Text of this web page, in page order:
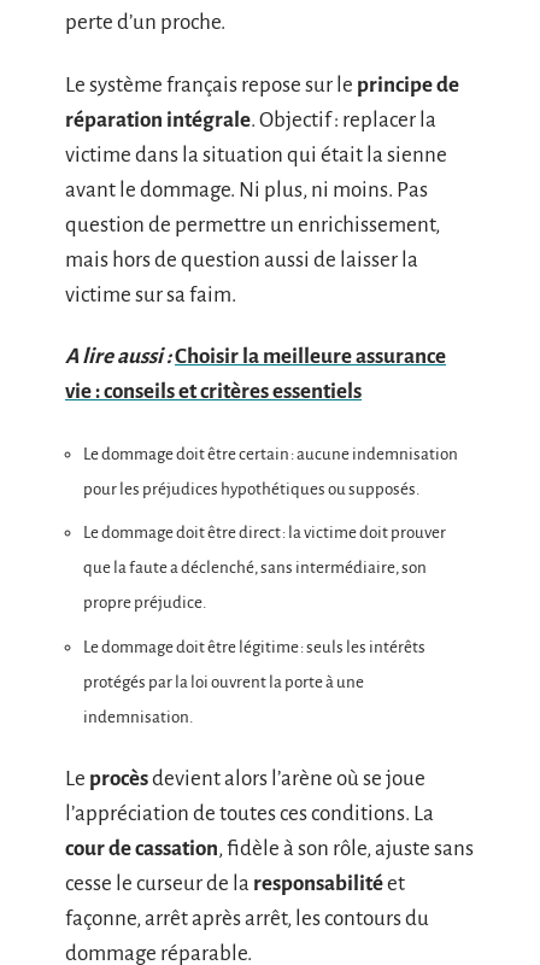
perte d’un proche.
Le système français repose sur le principe de
réparation intégrale. Objectif : replacer la
victime dans la situation qui était la sienne
avant le dommage. Ni plus, ni moins. Pas
question de permettre un enrichissement,
mais hors de question aussi de laisser la
victime sur sa faim.
A lire aussi :Choisir la meilleure assurance
vie : conseils et critères essentiels
Le dommage doit être certain : aucune indemnisation
pour les préjudices hypothétiques ou supposés.
Le dommage doit être direct : la victime doit prouver
que la faute a déclenché, sans intermédiaire, son
propre préjudice.
Le dommage doit être légitime : seuls les intérêts
protégés par la loi ouvrent la porte à une
indemnisation.
Le procèsdevient alors l’arène où se joue
l’appréciation de toutes ces conditions. La
cour de cassation, fidèle à son rôle, ajuste sans
cesse le curseur de la responsabilitéet
façonne, arrêt après arrêt, les contours du
dommage réparable.